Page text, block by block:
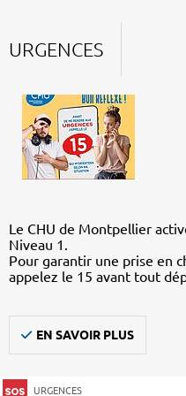
URGENCES
Le CHU de Montpellier
Niveau 1.
Pour garantir une prise en
appelez le 15 avant tout
EN SAVOIR PLUS
URGENCES